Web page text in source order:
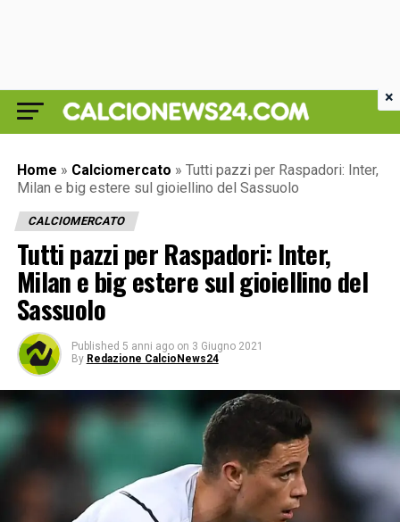
Home » Calciomercato » Tutti pazzi per Raspadori: Inter,
Milan e big estere sul gioiellino del Sassuolo
CALCIOMERCATO
Tutti pazzi per Raspadori: Inter,
Milan e big estere sul gioiellino del
Sassuolo
Published 5 anni ago on 3 Giugno 2021
By Redazione CalcioNews24
×